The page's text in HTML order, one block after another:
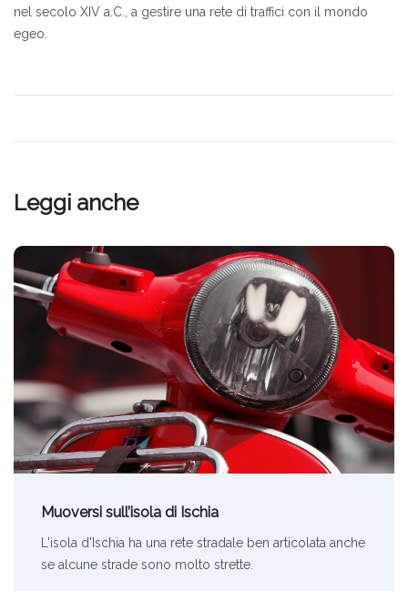
nel secolo XIV a.C., a gestire una rete di traffici con il mondo
egeo.
Leggi anche
Muoversi sull’isola di Ischia
L'isola d'Ischia ha una rete stradale ben articolata anche
se alcune strade sono molto strette.